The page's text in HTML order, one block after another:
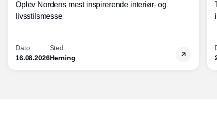
Oplev Nordens mest inspirerende interiør- og
livsstilsmesse
Dato
16.08.2026
Sted
Herning